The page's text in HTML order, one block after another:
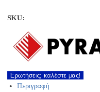
SKU:
Ερωτήσεις; καλέστε μας!
Περιγραφή